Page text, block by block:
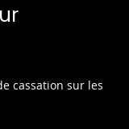
cassation sur les